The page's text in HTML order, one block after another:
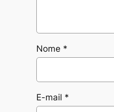
Nome *
E-mail *